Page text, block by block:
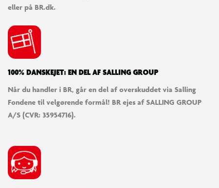
eller på BR.dk.
100% DANSKEJET: EN DEL AF SALLING GROUP
Når du handler i BR, går en del af overskuddet via Salling
Fondene til velgørende formål! BR ejes af SALLING GROUP
A/S (CVR: 35954716).